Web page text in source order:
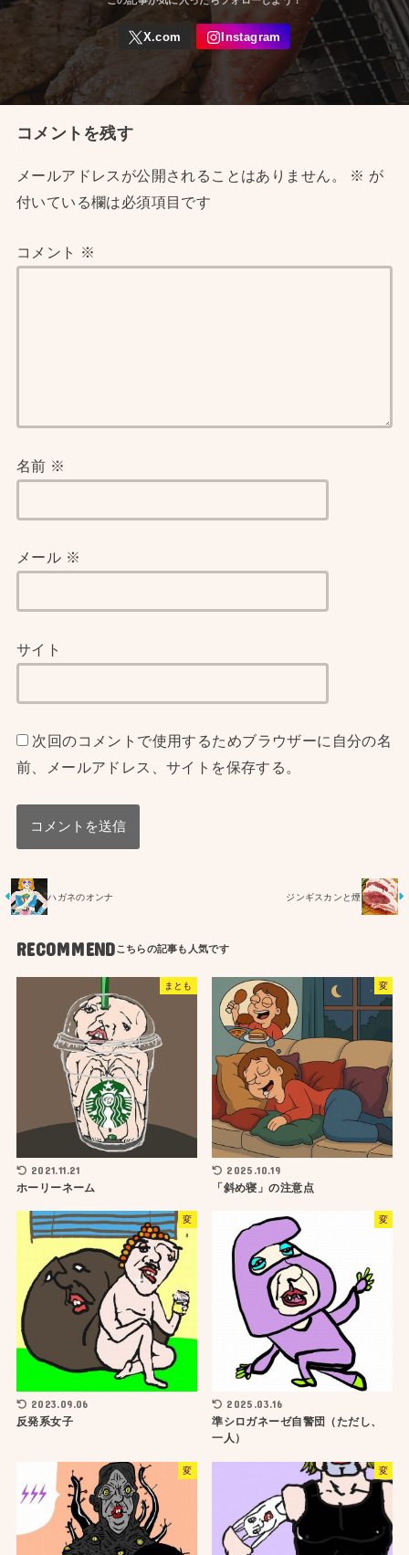
コメントを残す
メールアドレスが公開されることはありません。 ※ が
付いている欄は必須項目です
コメント ※
名前 ※
メール ※
サイト
次回のコメントで使用するためブラウザーに自分の名
前、メールアドレス、サイトを保存する。
ハガネのオンナ ジンギスカンと煙
RECOMMEND
まとも
2021.11.21
ホーリーネーム
変
2025.10.19
「斜め寝」の注意点
変
2023.09.06
反発系女子
変
2025.03.16
準シロガネーゼ自警団（ただし、
一人）
変 変